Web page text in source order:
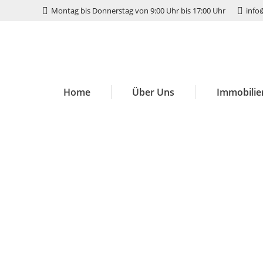
Montag bis Donnerstag von 9:00 Uhr bis 17:00 Uhr
Home Über Uns